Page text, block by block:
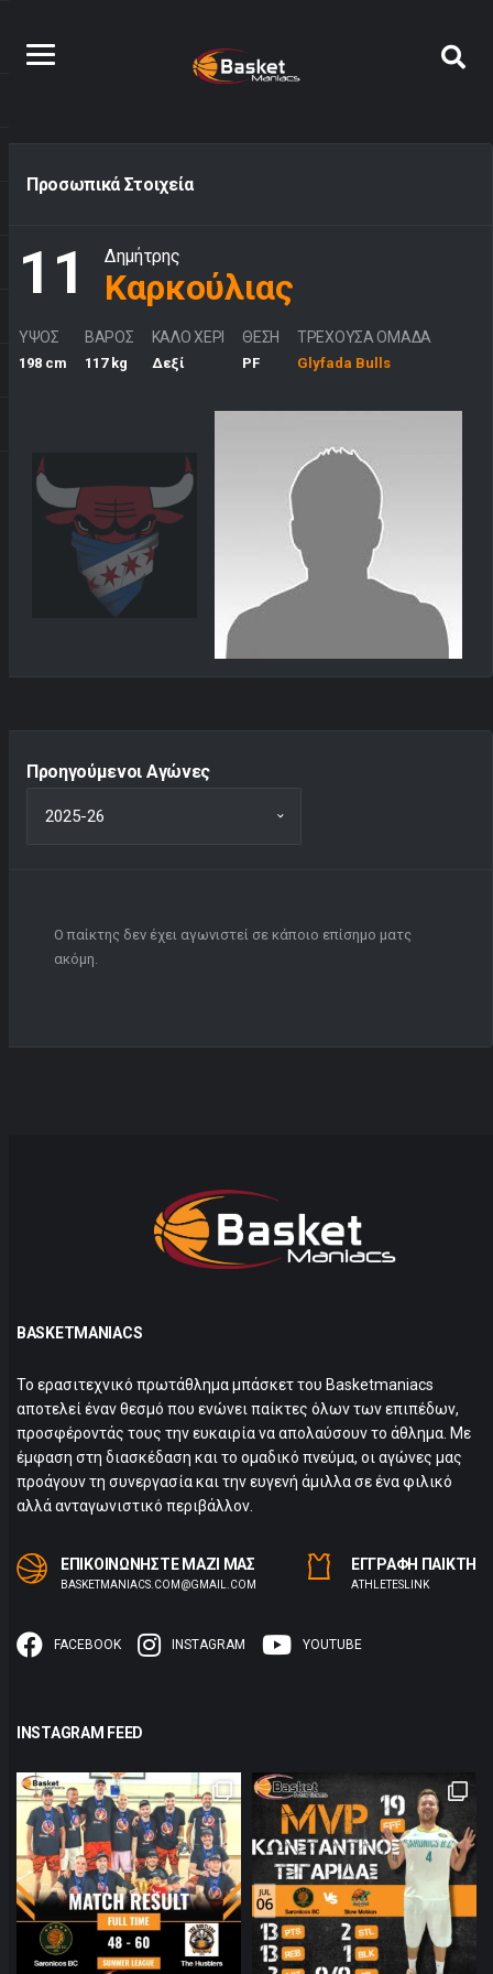
Προσωπικά Στοιχεία
11 Δημήτρης
Καρκούλιας
ΥΨΟΣ
198 cm
ΒΑΡΟΣ
117 kg
ΚΑΛΟ ΧΕΡΙ
Δεξί
ΘΕΣΗ
PF
ΤΡΕΧΟΥΣΑ ΟΜΑΔΑ
Glyfada Bulls
Προηγούμενοι Αγώνες
Ο παίκτης δεν έχει αγωνιστεί σε κάποιο επίσημο ματς
ακόμη.
BASKETMANIACS
Το ερασιτεχνικό πρωτάθλημα μπάσκετ του Basketmaniacs
αποτελεί έναν θεσμό που ενώνει παίκτες όλων των επιπέδων,
προσφέροντάς τους την ευκαιρία να απολαύσουν το άθλημα. Με
έμφαση στη διασκέδαση και το ομαδικό πνεύμα, οι αγώνες μας
προάγουν τη συνεργασία και την ευγενή άμιλλα σε ένα φιλικό
αλλά ανταγωνιστικό περιβάλλον.
ΕΠΙΚΟΙΝΩΝΗΣΤΕ ΜΑΖΙ ΜΑΣ
BASKETMANIACS.COM@GMAIL.COM
ΕΓΓΡΑΦΗ ΠΑΙΚΤΗ
ΑTHLETESLINK
FACEBOOK INSTAGRAM YOUTUBE
INSTAGRAM FEED